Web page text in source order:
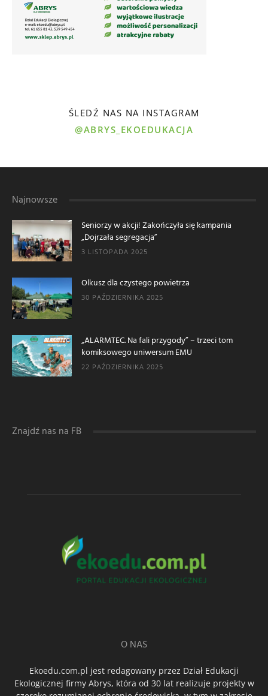
ŚLEDŹ NAS NA INSTAGRAM
@ABRYS_EKOEDUKACJA
Najnowsze
Seniorzy w akcji! Zakończyła się kampania
„Dojrzała segregacja”
3 LISTOPADA 2025
Olkusz dla czystego powietrza
30 PAŹDZIERNIKA 2025
„ALARMTEC. Na fali przygody” – trzeci tom
komiksowego uniwersum EMU
22 PAŹDZIERNIKA 2025
Znajdź nas na FB
O NAS
Ekoedu.com.pl jest redagowany przez Dział Edukacji
Ekologicznej firmy Abrys, która od 30 lat realizuje projekty w